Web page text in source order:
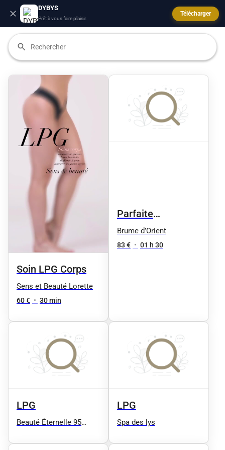
DYBYS
Prêt à vous faire plaisir.
Télécharger
Soin LPG Corps
Sens et Beauté Lorette
60 € • 30 min
Parfaite
expérience
Brume d’Orient
83 € • 01 h 30
LPG
Beauté Éternelle 95
Soin LPG, Soin
LPG
Spa des lys